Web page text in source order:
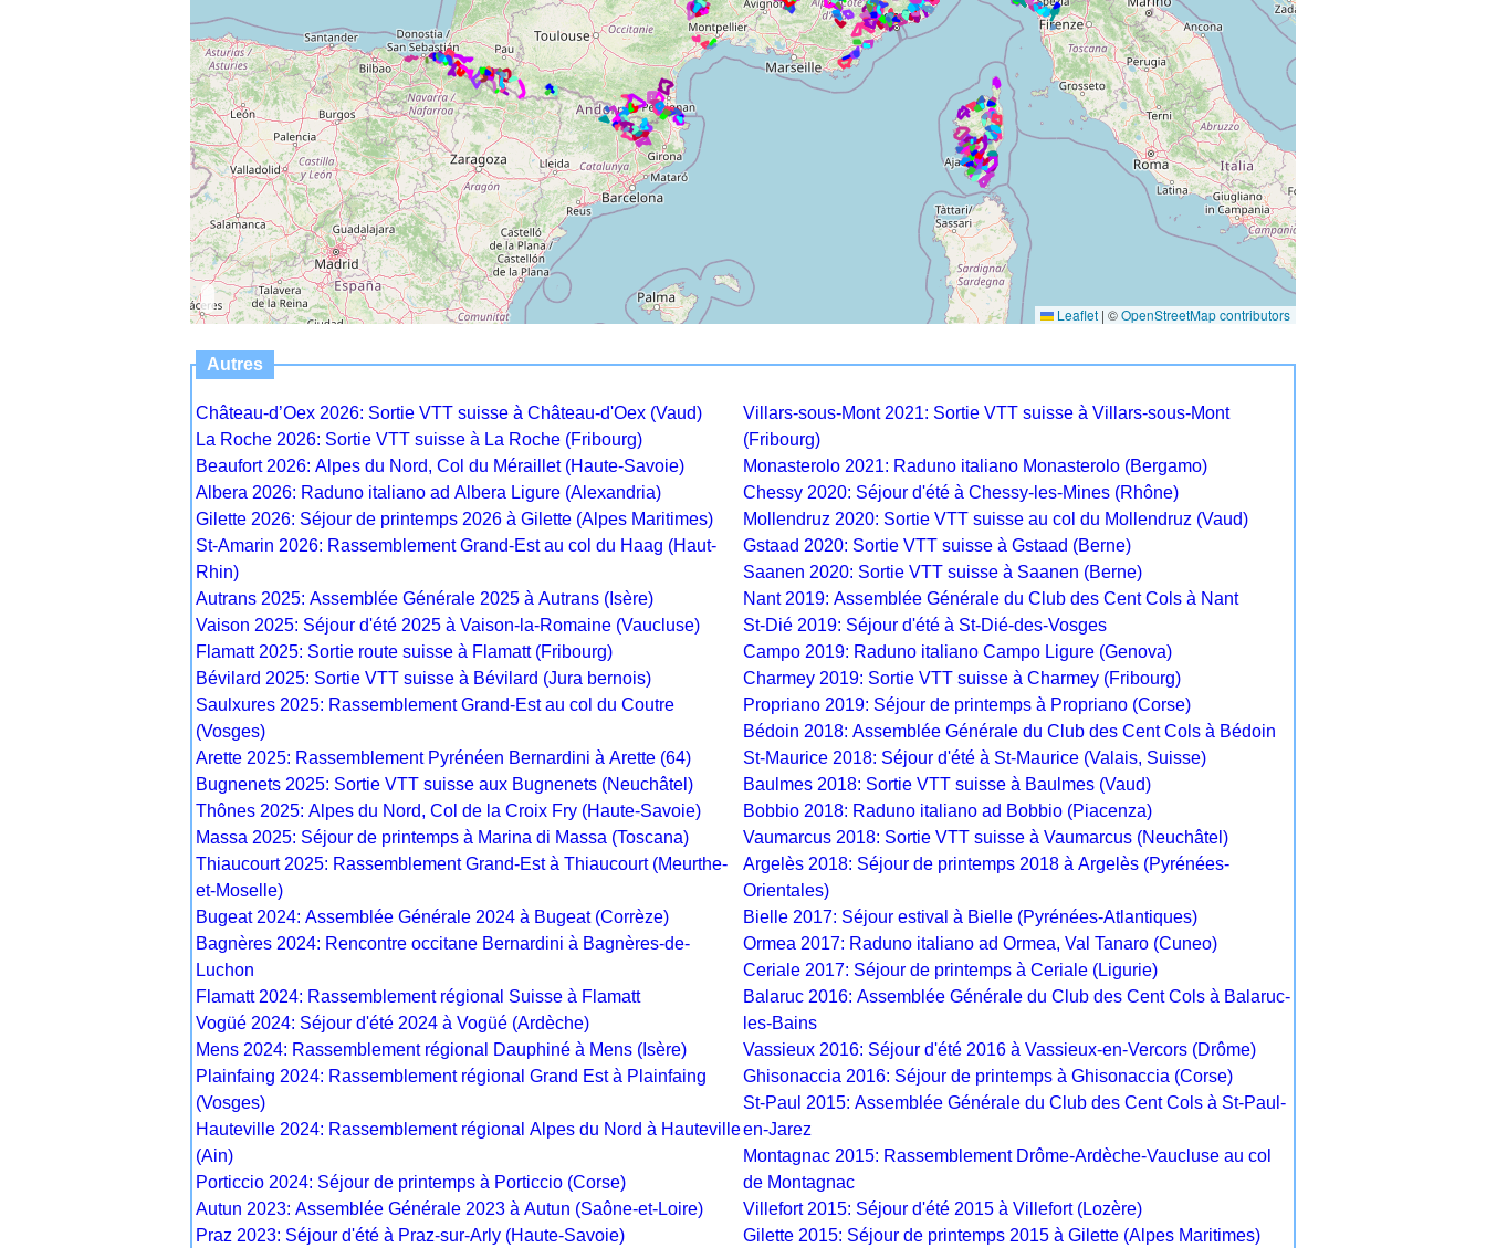
Leaflet | ©OpenStreetMap contributors
Autres
Château-d’Oex 2026: Sortie VTT suisse à Château-d'Oex (Vaud)
La Roche 2026: Sortie VTT suisse à La Roche (Fribourg)
Beaufort 2026: Alpes du Nord, Col du Méraillet (Haute-Savoie)
Albera 2026: Raduno italiano ad Albera Ligure (Alexandria)
Gilette 2026: Séjour de printemps 2026 à Gilette (Alpes Maritimes)
St-Amarin 2026: Rassemblement Grand-Est au col du Haag (Haut-
Rhin)
Autrans 2025: Assemblée Générale 2025 à Autrans (Isère)
Vaison 2025: Séjour d'été 2025 à Vaison-la-Romaine (Vaucluse)
Flamatt 2025: Sortie route suisse à Flamatt (Fribourg)
Bévilard 2025: Sortie VTT suisse à Bévilard (Jura bernois)
Saulxures 2025: Rassemblement Grand-Est au col du Coutre
(Vosges)
Arette 2025: Rassemblement Pyrénéen Bernardini à Arette (64)
Bugnenets 2025: Sortie VTT suisse aux Bugnenets (Neuchâtel)
Thônes 2025: Alpes du Nord, Col de la Croix Fry (Haute-Savoie)
Massa 2025: Séjour de printemps à Marina di Massa (Toscana)
Thiaucourt 2025: Rassemblement Grand-Est à Thiaucourt (Meurthe-
et-Moselle)
Bugeat 2024: Assemblée Générale 2024 à Bugeat (Corrèze)
Bagnères 2024: Rencontre occitane Bernardini à Bagnères-de-
Luchon
Flamatt 2024: Rassemblement régional Suisse à Flamatt
Vogüé 2024: Séjour d'été 2024 à Vogüé (Ardèche)
Mens 2024: Rassemblement régional Dauphiné à Mens (Isère)
Plainfaing 2024: Rassemblement régional Grand Est à Plainfaing
(Vosges)
Hauteville 2024: Rassemblement régional Alpes du Nord à Hauteville
(Ain)
Porticcio 2024: Séjour de printemps à Porticcio (Corse)
Autun 2023: Assemblée Générale 2023 à Autun (Saône-et-Loire)
Praz 2023: Séjour d'été à Praz-sur-Arly (Haute-Savoie)
Villars-sous-Mont 2021: Sortie VTT suisse à Villars-sous-Mont
(Fribourg)
Monasterolo 2021: Raduno italiano Monasterolo (Bergamo)
Chessy 2020: Séjour d'été à Chessy-les-Mines (Rhône)
Mollendruz 2020: Sortie VTT suisse au col du Mollendruz (Vaud)
Gstaad 2020: Sortie VTT suisse à Gstaad (Berne)
Saanen 2020: Sortie VTT suisse à Saanen (Berne)
Nant 2019: Assemblée Générale du Club des Cent Cols à Nant
St-Dié 2019: Séjour d'été à St-Dié-des-Vosges
Campo 2019: Raduno italiano Campo Ligure (Genova)
Charmey 2019: Sortie VTT suisse à Charmey (Fribourg)
Propriano 2019: Séjour de printemps à Propriano (Corse)
Bédoin 2018: Assemblée Générale du Club des Cent Cols à Bédoin
St-Maurice 2018: Séjour d'été à St-Maurice (Valais, Suisse)
Baulmes 2018: Sortie VTT suisse à Baulmes (Vaud)
Bobbio 2018: Raduno italiano ad Bobbio (Piacenza)
Vaumarcus 2018: Sortie VTT suisse à Vaumarcus (Neuchâtel)
Argelès 2018: Séjour de printemps 2018 à Argelès (Pyrénées-
Orientales)
Bielle 2017: Séjour estival à Bielle (Pyrénées-Atlantiques)
Ormea 2017: Raduno italiano ad Ormea, Val Tanaro (Cuneo)
Ceriale 2017: Séjour de printemps à Ceriale (Ligurie)
Balaruc 2016: Assemblée Générale du Club des Cent Cols à Balaruc-
les-Bains
Vassieux 2016: Séjour d'été 2016 à Vassieux-en-Vercors (Drôme)
Ghisonaccia 2016: Séjour de printemps à Ghisonaccia (Corse)
St-Paul 2015: Assemblée Générale du Club des Cent Cols à St-Paul-
en-Jarez
Montagnac 2015: Rassemblement Drôme-Ardèche-Vaucluse au col
de Montagnac
Villefort 2015: Séjour d'été 2015 à Villefort (Lozère)
Gilette 2015: Séjour de printemps 2015 à Gilette (Alpes Maritimes)